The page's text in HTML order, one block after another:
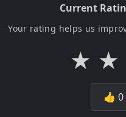
Current
Your rating helps us
★ ★
👍 0